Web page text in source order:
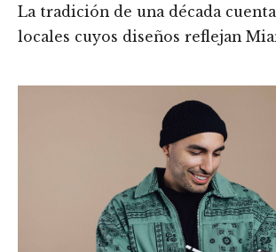
La tradición de una década
locales cuyos diseños reflejan